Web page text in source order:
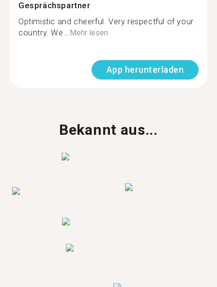
Gesprächspartner
Optimistic and cheerful. Very respectful of your
country. We...Mehr lesen
App herunterladen
Bekannt aus...